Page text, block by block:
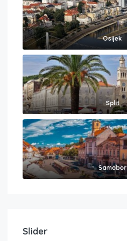
Osijek
Split
Samobor
Slider